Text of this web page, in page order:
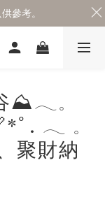
⛰𓂃𓈒
ﾟ. 𓂃 𓈒
聚財納
參考。